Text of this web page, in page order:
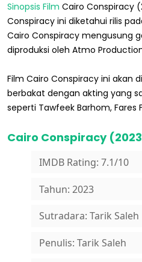
Sinopsis Film Cairo Conspiracy
Conspiracy ini diketahui rilis
Cairo Conspiracy mengusung
diproduksi oleh Atmo
Film Cairo Conspiracy ini akan
berbakat dengan akting yang
seperti Tawfeek Barhom, Fares
Cairo Conspiracy
IMDB Rating: 7.1/10
Tahun: 2023
Sutradara: Tarik Saleh
Penulis: Tarik Saleh